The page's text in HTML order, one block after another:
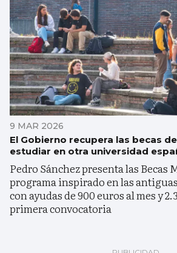
9 MAR 2026
El Gobierno recupera las becas
estudiar en otra universidad
Pedro Sánchez presenta las Becas
programa inspirado en las antiguas
con ayudas de 900 euros al mes y
primera convocatoria